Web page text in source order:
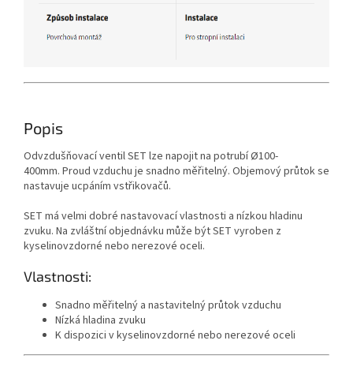
Popis
Odvzdušňovací ventil SET lze napojit na potrubí Ø100-
400mm. Proud vzduchu je snadno měřitelný. Objemový průtok se
nastavuje ucpáním vstřikovačů.
SET má velmi dobré nastavovací vlastnosti a nízkou hladinu
zvuku. Na zvláštní objednávku může být SET vyroben z
kyselinovzdorné nebo nerezové oceli.
Vlastnosti:
Snadno měřitelný a nastavitelný průtok vzduchu
Nízká hladina zvuku
K dispozici v kyselinovzdorné nebo nerezové oceli